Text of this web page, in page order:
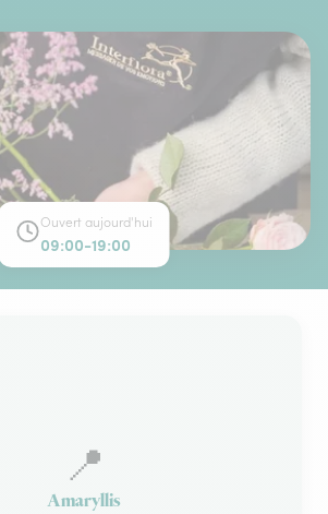
Ouvert aujourd'hui
09:00-19:00
📍
Amaryllis